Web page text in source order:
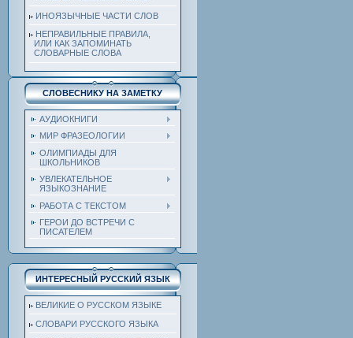
ИНОЯЗЫЧНЫЕ ЧАСТИ СЛОВ
НЕПРАВИЛЬНЫЕ ПРАВИЛА,
ИЛИ КАК ЗАПОМИНАТЬ
СЛОВАРНЫЕ СЛОВА
СЛОВЕСНИКУ НА ЗАМЕТКУ
АУДИОКНИГИ
МИР ФРАЗЕОЛОГИИ
ОЛИМПИАДЫ ДЛЯ
ШКОЛЬНИКОВ
УВЛЕКАТЕЛЬНОЕ
ЯЗЫКОЗНАНИЕ
РАБОТА С ТЕКСТОМ
ГЕРОИ ДО ВСТРЕЧИ С
ПИСАТЕЛЕМ
ИНТЕРЕСНЫЙ РУССКИЙ ЯЗЫК
ВЕЛИКИЕ О РУССКОМ ЯЗЫКЕ
СЛОВАРИ РУССКОГО ЯЗЫКА